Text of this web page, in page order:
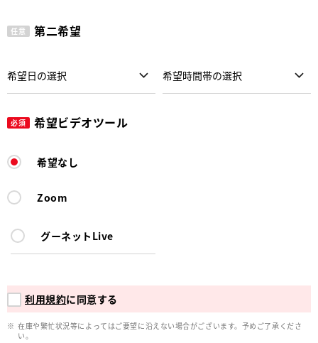
任意 第二希望
必須 希望ビデオツール
希望なし
Zoom
グーネットLive
利用規約に同意する
在庫や繁忙状況等によってはご要望に沿えない場合がございます。予めご了承くださ
い。